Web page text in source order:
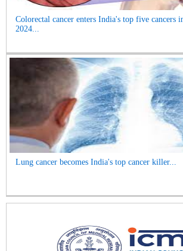
Colorectal cancer enters India's top five cancers
2024...
Lung cancer becomes India's top cancer killer...